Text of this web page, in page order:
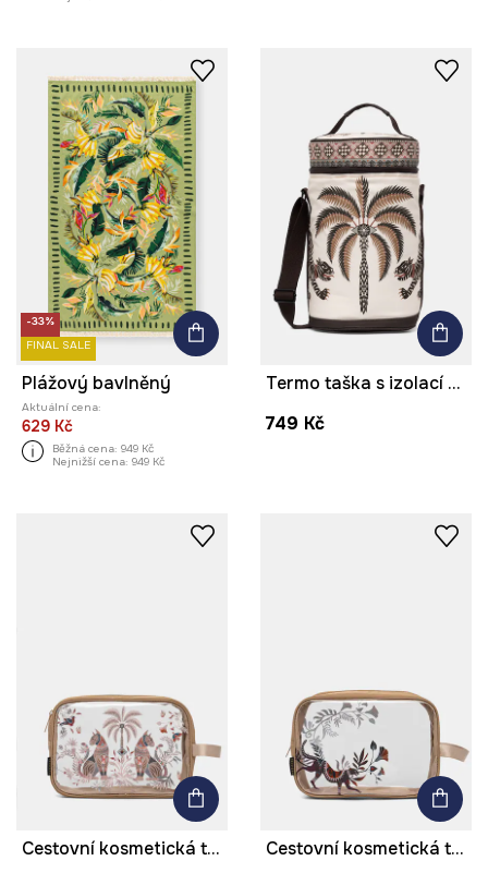
-33%
FINAL SALE
Plážový bavlněný
Aktuální cena:
629 Kč
Běžná cena: 949 Kč
Nejnižší cena: 949 Kč
Termo taška s izolací bavlněná
749 Kč
Cestovní kosmetická taštička
Cestovní kosmetická taštička